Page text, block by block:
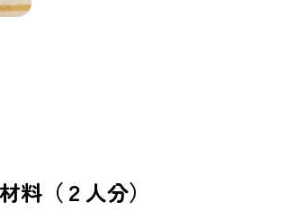
材料（２人分）